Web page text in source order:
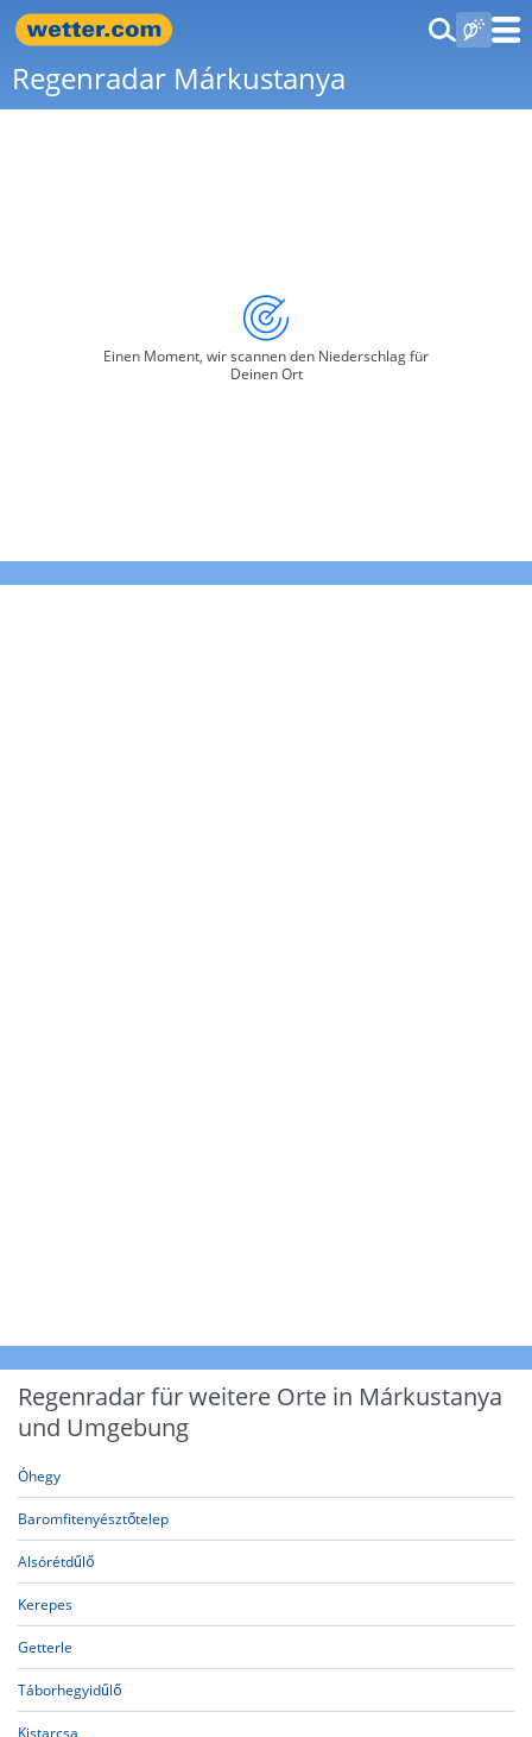
Regenradar Márkustanya
Einen Moment, wir scannen den Niederschlag für
Deinen Ort
Regenradar für weitere Orte in Márkustanya
und Umgebung
Óhegy
Baromfitenyésztőtelep
Alsórétdűlő
Kerepes
Getterle
Táborhegyidűlő
Kistarcsa